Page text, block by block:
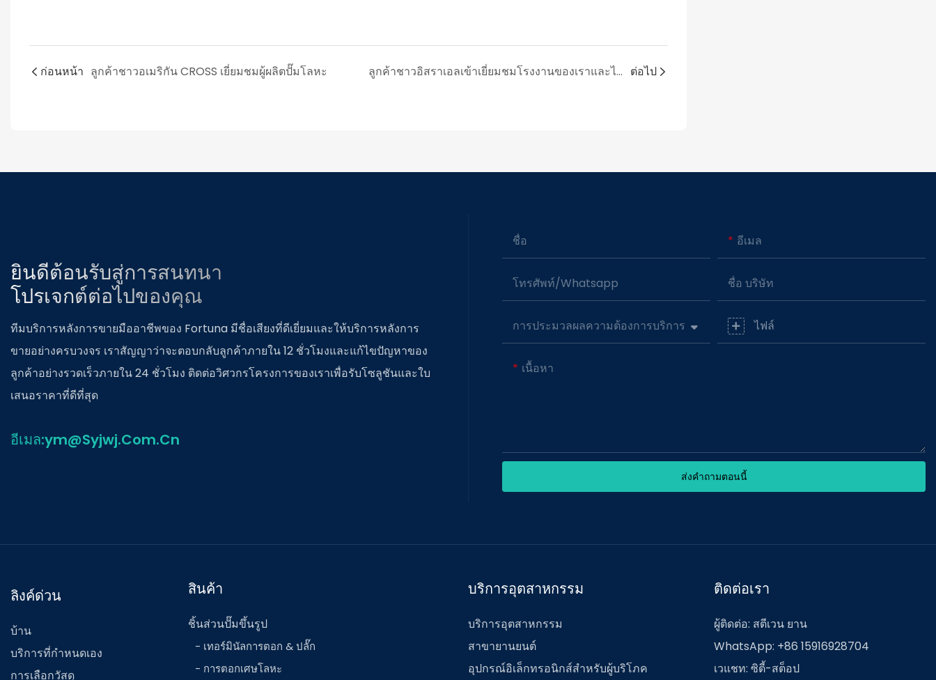
ก่อนหน้า ลูกค้าชาวอเมริกัน CROSS เยี่ยมชมผู้ผลิตปั๊มโลหะ ลูกค้าชาวอิสราเอลเข้าเยี่ยมชมโรงงานของเราและได้รับการตรวจสอบอย่างละเอียดเกี่ยวกับกำลังการผลิตและการจัดการของเรา ต่อไป
ยินดีต้อนรับสู่การสนทนา
โปรเจกต์ต่อไปของคุณ
ทีมบริการหลังการขายมืออาชีพของ Fortuna มีชื่อเสียงที่ดีเยี่ยมและให้บริการหลังการ
ขายอย่างครบวงจร เราสัญญาว่าจะตอบกลับลูกค้าภายใน 12 ชั่วโมงและแก้ไขปัญหาของ
ลูกค้าอย่างรวดเร็วภายใน 24 ชั่วโมง ติดต่อวิศวกรโครงการของเราเพื่อรับโซลูชันและใบ
เสนอราคาที่ดีที่สุด
อีเมล:ym@Syjwj.Com.Cn
ชื่อ อีเมล
โทรศัพท์/whatsapp ชื่อ บริษัท
การประมวลผลความต้องการบริการ ไฟล์
เนื้อหา
ส่งคำถามตอนนี้
ลิงค์ด่วน
บ้าน
บริการที่กำหนดเอง
การเลือกวัสดุ
สินค้า
ชิ้นส่วนปั๊มขึ้นรูป
- เทอร์มินัลการตอก & ปลั๊ก
- การตอกเศษโลหะ
บริการอุตสาหกรรม
บริการอุตสาหกรรม
สาขายานยนต์
อุปกรณ์อิเล็กทรอนิกส์สำหรับผู้บริโภค
ติดต่อเรา
ผู้ติดต่อ: สตีเวน ยาน
WhatsApp: +86 15916928704
เวแชท: ซิตี้-สต็อป